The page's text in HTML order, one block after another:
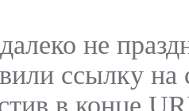
не
ссылку
в конце